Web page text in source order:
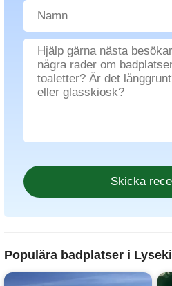
Populära badplatser i Lysekil